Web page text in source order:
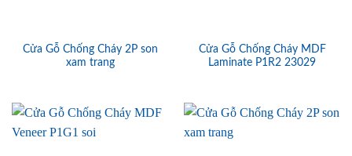
Cửa Gỗ Chống Cháy 2P son
xam trang
Cửa Gỗ Chống Cháy MDF
Laminate P1R2 23029